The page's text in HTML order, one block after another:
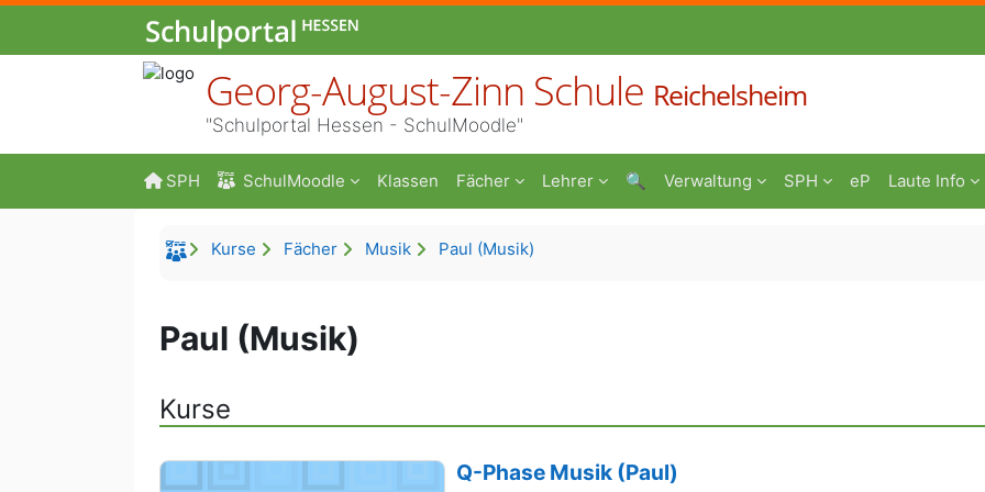
Zum Hauptinhalt
Georg-August-Zinn Schule Reichelsheim
"Schulportal Hessen - SchulMoodle"
SPH SchulMoodle Klassen Fächer Lehrer 🔍 Verwaltung SPH eP Laute Info
Kurse Fächer Musik Paul (Musik)
Paul (Musik)
Kurse
Q-Phase Musik (Paul)